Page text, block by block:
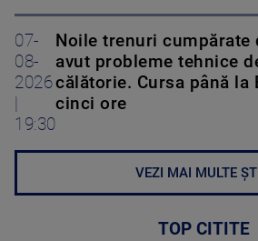
07-
08-
2026
19:30
Noile trenuri cumpărate
avut probleme tehnice
călătorie. Cursa până la
cinci ore
VEZI MAI MULTE
TOP CITITE